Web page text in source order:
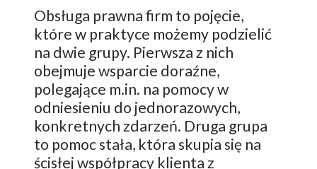
Obsługa prawna firm to pojęcie,
które w praktyce możemy podzielić
na dwie grupy. Pierwsza z nich
obejmuje wsparcie doraźne,
polegające m.in. na pomocy w
odniesieniu do jednorazowych,
konkretnych zdarzeń. Druga grupa
to pomoc stała, która skupia się na
ścisłej współpracy klienta z